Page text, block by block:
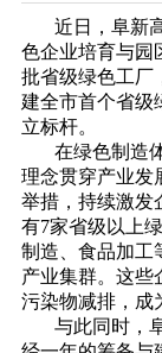
近日，阜新
色企业培育与园
批省级绿色工厂
建全市首个省级
立标杆。
在绿色制造
理念贯穿产业发
举措，持续激发
有7家省级以上
制造、食品加工
产业集群。这些
污染物减排，成
与此同时，